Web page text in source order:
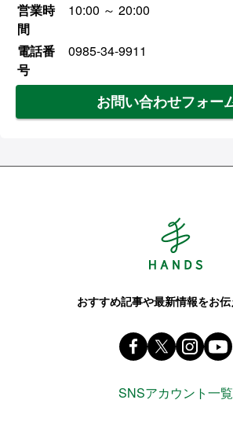
営業時
間
10:00 ～ 20:00
電話番
号
0985-34-9911
お問い合わせフォー
おすすめ記事や最新情報をお
Facebook ハン
X(旧
SNSアカウント一